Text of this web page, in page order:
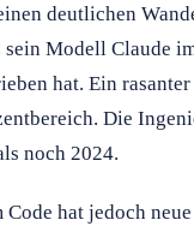
deutlichen
Modell Claude
hat. Ein
Die
noch 2024.
hat jedoch